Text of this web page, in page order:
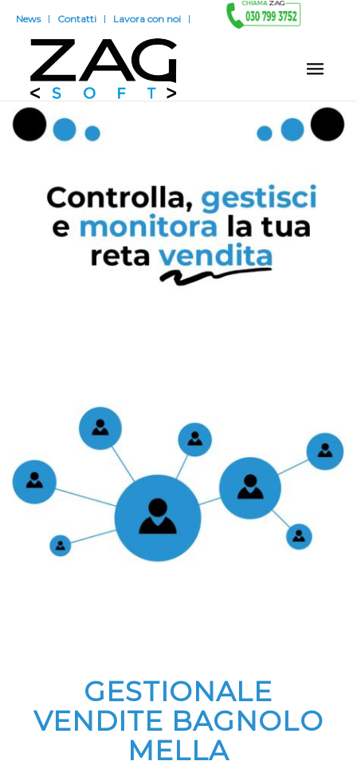
News Contatti Lavora con noi
GESTIONALE
VENDITE BAGNOLO
MELLA